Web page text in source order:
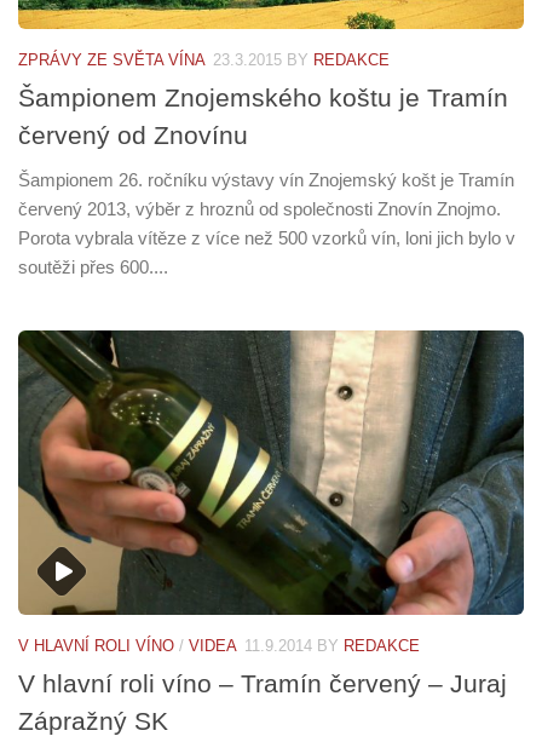
ZPRÁVY ZE SVĚTA VÍNA 23.3.2015 BY REDAKCE
Šampionem Znojemského koštu je Tramín
červený od Znovínu
Šampionem 26. ročníku výstavy vín Znojemský košt je Tramín
červený 2013, výběr z hroznů od společnosti Znovín Znojmo.
Porota vybrala vítěze z více než 500 vzorků vín, loni jich bylo v
soutěži přes 600....
V HLAVNÍ ROLI VÍNO / VIDEA 11.9.2014 BY REDAKCE
V hlavní roli víno – Tramín červený – Juraj
Zápražný SK